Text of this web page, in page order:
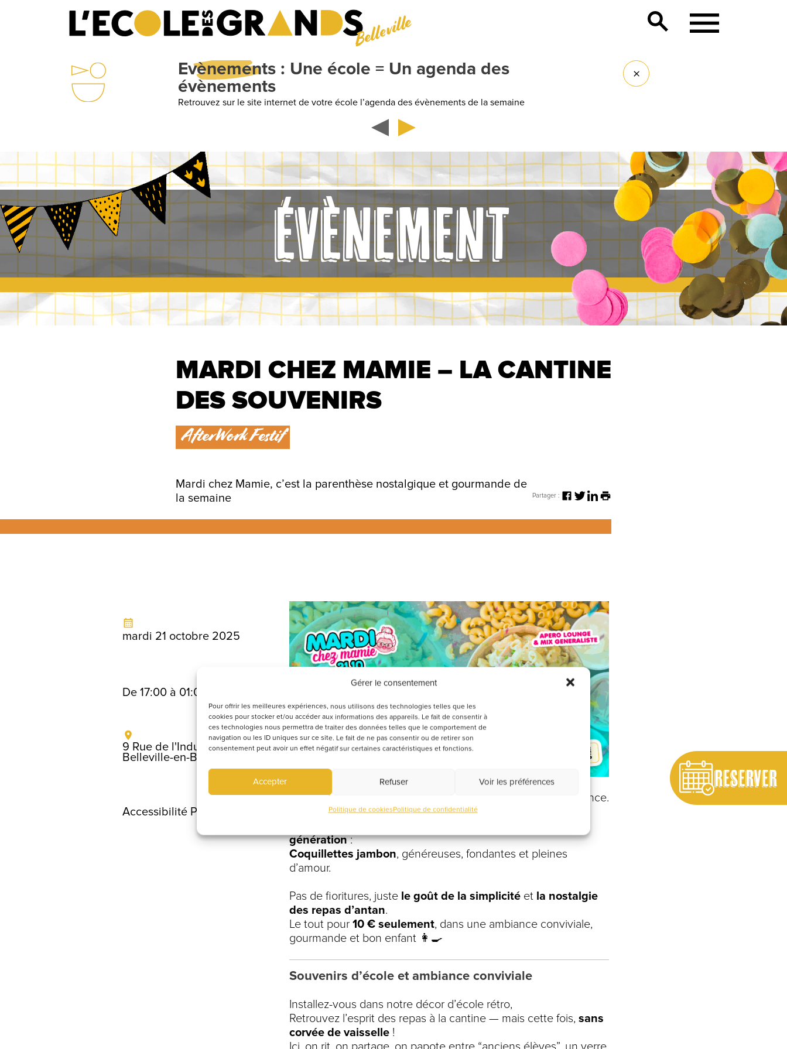
Gérer le consentement
Pour offrir les meilleures expériences, nous utilisons des technologies telles que les
cookies pour stocker et/ou accéder aux informations des appareils. Le fait de consentir à
ces technologies nous permettra de traiter des données telles que le comportement de
navigation ou les ID uniques sur ce site. Le fait de ne pas consentir ou de retirer son
consentement peut avoir un effet négatif sur certaines caractéristiques et fonctions.
Accepter Refuser Voir les préférences
Politique de cookiesPolitique de confidentialité
Belleville
Evènements: Une école = Un agenda des
évènements
Retrouvez sur le site internet de votre école l’agenda des évènements de la semaine
RESERVER
ÉVÈNEMENT
MARDI CHEZ MAMIE – LA CANTINE
DES SOUVENIRS
AfterWork Festif
Mardi chez Mamie, c’est la parenthèse nostalgique et gourmande de
la semaine
Partager :
mardi 21 octobre 2025
De 17:00 à 01:00
9 Rue de l'Industrie, 69220
Belleville-en-Beaujolais
Accessibilité PMR
ÀL’École des Grands
, on aime réveiller les souvenirs d’enfance.
Alors, pour ce nouveau rendez-vous plein de tendresse, on
génération:
Coquillettes jambon, généreuses, fondantes et pleines
d’amour.
Pas de fioritures, juste le goût de la simplicité et la nostalgie
des repas d’antan.
Le tout pour 10 € seulement, dans une ambiance conviviale,
gourmande et bon enfant 👩‍🍳
Souvenirs d’école et ambiance conviviale
Installez-vous dans notre décor d’école rétro,
Retrouvez l’esprit des repas à la cantine — mais cette fois, sans
corvée de vaisselle !